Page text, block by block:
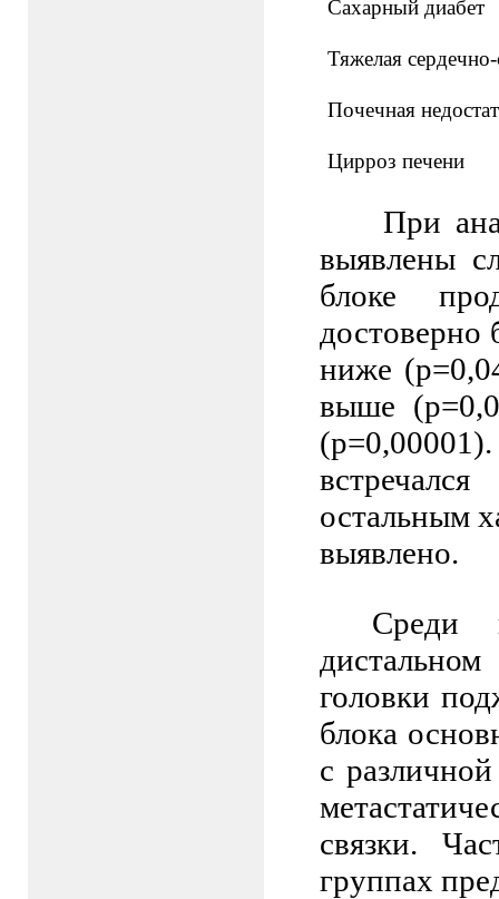
Сахарный диабет
Тяжелая
Почечная
Цирроз печени
При
выявлены
блоке
ниже
выше
остальным
выявлено.
Среди
головки
блока
с
связки.
группах